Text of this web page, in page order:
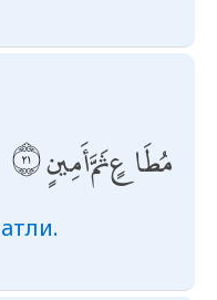
مُطَاعٍ ثَمَّ أَمِينٍ